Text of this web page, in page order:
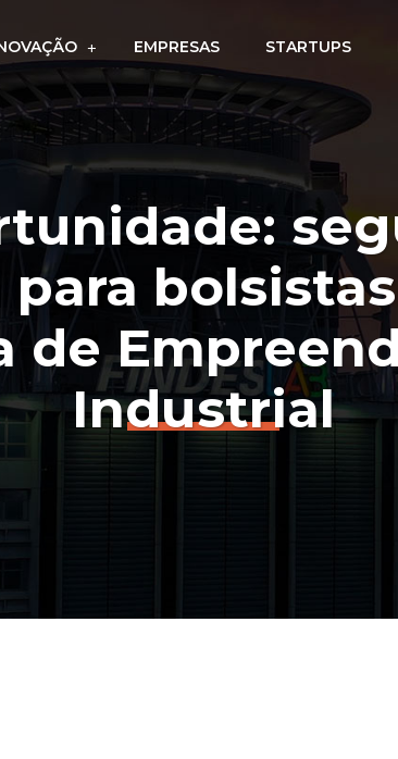
EMPRESAS STARTUPS
de
Industrial